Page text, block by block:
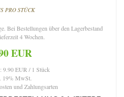
PRO STÜCK
Bei Bestellungen über den Lagerbestand
4 Wochen.
EUR
9.90 EUR / 1 Stück
19% MwSt.
und Zahlungsarten